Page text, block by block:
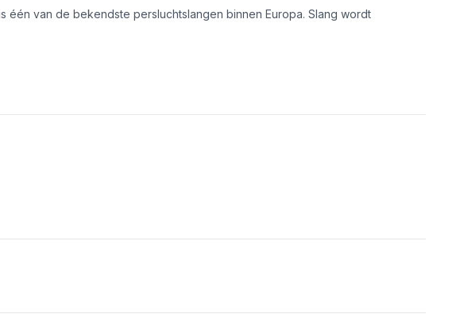
één van de bekendste persluchtslangen binnen Europa. Slang wordt